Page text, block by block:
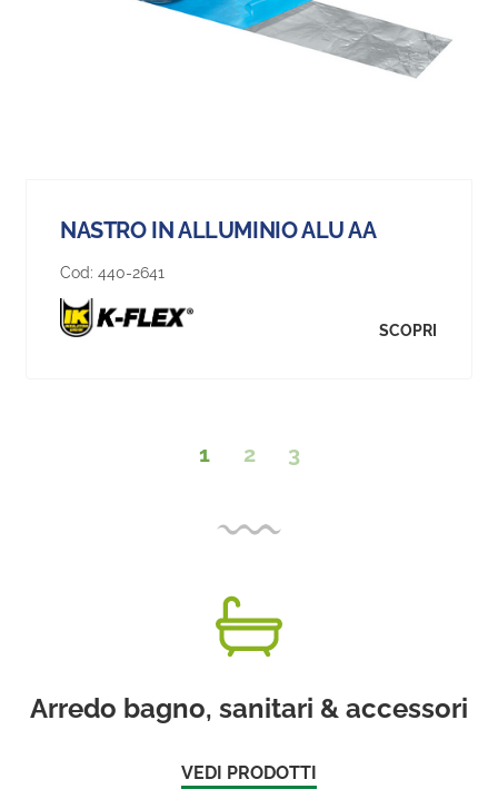
NASTRO IN ALLUMINIO ALU AA
Cod: 440-2641
SCOPRI
1 2 3
Arredo bagno, sanitari & accessori
VEDI PRODOTTI